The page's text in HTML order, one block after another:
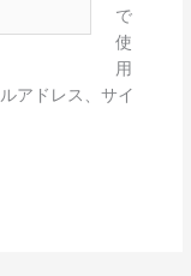
で
使
用
アドレス、サイ